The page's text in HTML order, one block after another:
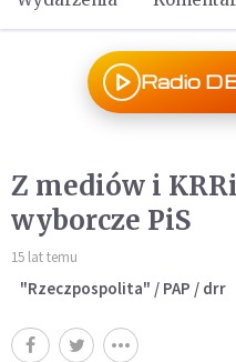
Radio
Z mediów i
wyborcze PiS
15 lat temu
"Rzeczpospolita" / PAP / drr